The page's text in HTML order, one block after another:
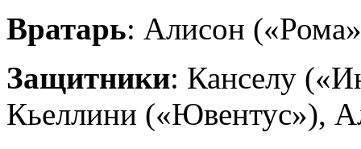
Вратарь: Алисон
Защитники: Канселу
Кьеллини («Ювентус»),